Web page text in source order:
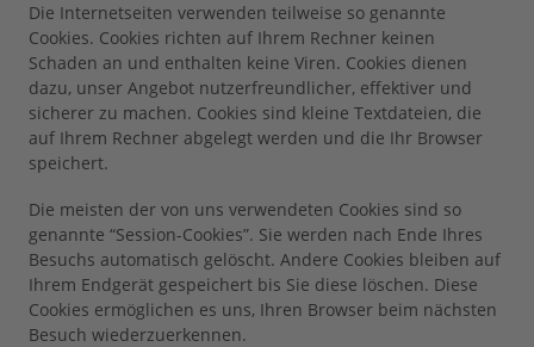
Die Internetseiten verwenden teilweise so genannte
Cookies. Cookies richten auf Ihrem Rechner keinen
Schaden an und enthalten keine Viren. Cookies dienen
dazu, unser Angebot nutzerfreundlicher, effektiver und
sicherer zu machen. Cookies sind kleine Textdateien, die
auf Ihrem Rechner abgelegt werden und die Ihr Browser
speichert.
Die meisten der von uns verwendeten Cookies sind so
genannte “Session-Cookies”. Sie werden nach Ende Ihres
Besuchs automatisch gelöscht. Andere Cookies bleiben auf
Ihrem Endgerät gespeichert bis Sie diese löschen. Diese
Cookies ermöglichen es uns, Ihren Browser beim nächsten
Besuch wiederzuerkennen.